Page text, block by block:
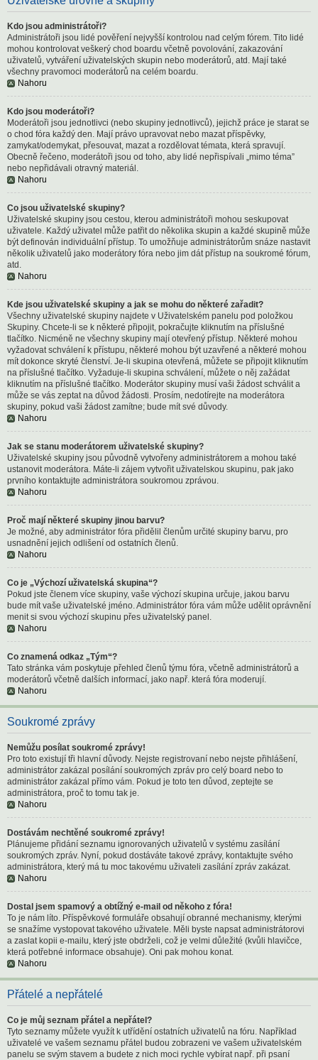
Kdo jsou administrátoři?
Administrátoři jsou lidé pověření nejvyšší kontrolou nad celým fórem. Tito lidé
mohou kontrolovat veškerý chod boardu včetně povolování, zakazování
uživatelů, vytváření uživatelských skupin nebo moderátorů, atd. Mají také
všechny pravomoci moderátorů na celém boardu.
Nahoru
Kdo jsou moderátoři?
Moderátoři jsou jednotlivci (nebo skupiny jednotlivců), jejichž práce je starat se
o chod fóra každý den. Mají právo upravovat nebo mazat příspěvky,
zamykat/odemykat, přesouvat, mazat a rozdělovat témata, která spravují.
Obecně řečeno, moderátoři jsou od toho, aby lidé nepřispívali „mimo téma”
nebo nepřidávali otravný materiál.
Nahoru
Co jsou uživatelské skupiny?
Uživatelské skupiny jsou cestou, kterou administrátoři mohou seskupovat
uživatele. Každý uživatel může patřit do několika skupin a každé skupině může
být definován individuální přístup. To umožňuje administrátorům snáze nastavit
několik uživatelů jako moderátory fóra nebo jim dát přístup na soukromé fórum,
atd.
Nahoru
Kde jsou uživatelské skupiny a jak se mohu do některé zařadit?
Všechny uživatelské skupiny najdete v Uživatelském panelu pod položkou
Skupiny. Chcete-li se k některé připojit, pokračujte kliknutím na příslušné
tlačítko. Nicméně ne všechny skupiny mají otevřený přístup. Některé mohou
vyžadovat schválení k přístupu, některé mohou být uzavřené a některé mohou
mít dokonce skryté členství. Je-li skupina otevřená, můžete se připojit kliknutím
na příslušné tlačítko. Vyžaduje-li skupina schválení, můžete o něj zažádat
kliknutím na příslušné tlačítko. Moderátor skupiny musí vaši žádost schválit a
může se vás zeptat na důvod žádosti. Prosím, nedotírejte na moderátora
skupiny, pokud vaši žádost zamítne; bude mít své důvody.
Nahoru
Jak se stanu moderátorem uživatelské skupiny?
Uživatelské skupiny jsou původně vytvořeny administrátorem a mohou také
ustanovit moderátora. Máte-li zájem vytvořit uživatelskou skupinu, pak jako
prvního kontaktujte administrátora soukromou zprávou.
Nahoru
Proč mají některé skupiny jinou barvu?
Je možné, aby administrátor fóra přidělil členům určité skupiny barvu, pro
usnadnění jejich odlišení od ostatních členů.
Nahoru
Co je „Výchozí uživatelská skupina“?
Pokud jste členem více skupiny, vaše výchozí skupina určuje, jakou barvu
bude mít vaše uživatelské jméno. Administrátor fóra vám může udělit oprávnění
menit si svou výchozí skupinu přes uživatelský panel.
Nahoru
Co znamená odkaz „Tým“?
Tato stránka vám poskytuje přehled členů týmu fóra, včetně administrátorů a
moderátorů včetně dalších informací, jako např. která fóra moderují.
Nahoru
Soukromé zprávy
Nemůžu posílat soukromé zprávy!
Pro toto existují tři hlavní důvody. Nejste registrovaní nebo nejste přihlášení,
administrátor zakázal posílání soukromých zpráv pro celý board nebo to
administrátor zakázal přímo vám. Pokud je toto ten důvod, zeptejte se
administrátora, proč to tomu tak je.
Nahoru
Dostávám nechtěné soukromé zprávy!
Plánujeme přidání seznamu ignorovaných uživatelů v systému zasílání
soukromých zpráv. Nyní, pokud dostáváte takové zprávy, kontaktujte svého
administrátora, který má tu moc takovému uživateli zasílání zpráv zakázat.
Nahoru
Dostal jsem spamový a obtížný e-mail od někoho z fóra!
To je nám líto. Příspěvkové formuláře obsahují obranné mechanismy, kterými
se snažíme vystopovat takového uživatele. Měli byste napsat administrátorovi
a zaslat kopii e-mailu, který jste obdrželi, což je velmi důležité (kvůli hlavičce,
která potřebné informace obsahuje). Oni pak mohou konat.
Nahoru
Přátelé a nepřátelé
Co je můj seznam přátel a nepřátel?
Tyto seznamy můžete využít k utřídění ostatních uživatelů na fóru. Například
uživatelé ve vašem seznamu přátel budou zobrazeni ve vašem uživatelském
panelu se svým stavem a budete z nich moci rychle vybírat např. při psaní